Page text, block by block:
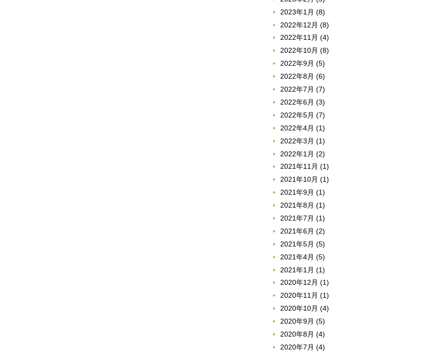
2023年1月 (8)
2022年12月 (8)
2022年11月 (4)
2022年10月 (8)
2022年9月 (5)
2022年8月 (6)
2022年7月 (7)
2022年6月 (3)
2022年5月 (7)
2022年4月 (1)
2022年3月 (1)
2022年1月 (2)
2021年11月 (1)
2021年10月 (1)
2021年9月 (1)
2021年8月 (1)
2021年7月 (1)
2021年6月 (2)
2021年5月 (5)
2021年4月 (5)
2021年1月 (1)
2020年12月 (1)
2020年11月 (1)
2020年10月 (4)
2020年9月 (5)
2020年8月 (4)
2020年7月 (4)